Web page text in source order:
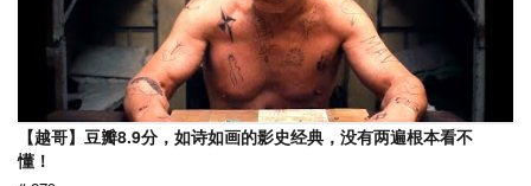
【越哥】豆瓣8.9分，如诗如画的影史经典，没有两遍根本看不
懂！